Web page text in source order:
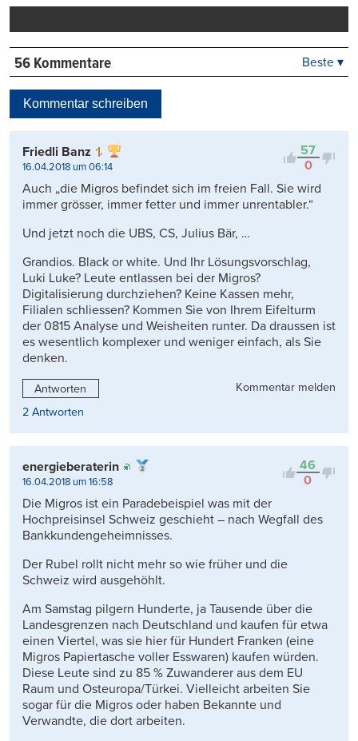
drucken
56 Kommentare
Kontrovers
Beste ▾
Kommentar schreiben
57
0
Friedli Banz
16.04.2018 um 06:14
Auch „die Migros befindet sich im freien Fall. Sie wird
immer grösser, immer fetter und immer unrentabler.“
Und jetzt noch die UBS, CS, Julius Bär, …
Grandios. Black or white. Und Ihr Lösungsvorschlag,
Luki Luke? Leute entlassen bei der Migros?
Digitalisierung durchziehen? Keine Kassen mehr,
Filialen schliessen? Kommen Sie von Ihrem Eifelturm
der 0815 Analyse und Weisheiten runter. Da draussen ist
es wesentlich komplexer und weniger einfach, als Sie
denken.
Antworten
Kommentar melden
2 Antworten
46
0
energieberaterin
16.04.2018 um 16:58
Die Migros ist ein Paradebeispiel was mit der
Hochpreisinsel Schweiz geschieht – nach Wegfall des
Bankkundengeheimnisses.
Der Rubel rollt nicht mehr so wie früher und die
Schweiz wird ausgehöhlt.
Am Samstag pilgern Hunderte, ja Tausende über die
Landesgrenzen nach Deutschland und kaufen für etwa
einen Viertel, was sie hier für Hundert Franken (eine
Migros Papiertasche voller Esswaren) kaufen würden.
Diese Leute sind zu 85 % Zuwanderer aus dem EU
Raum und Osteuropa/Türkei. Vielleicht arbeiten Sie
sogar für die Migros oder haben Bekannte und
Verwandte, die dort arbeiten.